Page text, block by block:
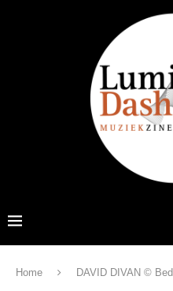
Home DAVID DIVAN © Bed